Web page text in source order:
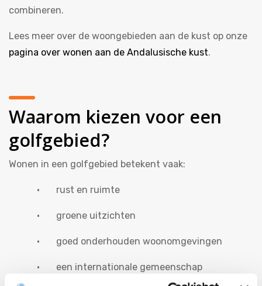
combineren.
Lees meer over de woongebieden aan de kust op onze
pagina over wonen aan de Andalusische kust.
Waarom kiezen voor een
golfgebied?
Wonen in een golfgebied betekent vaak:
· rust en ruimte
· groene uitzichten
· goed onderhouden woonomgevingen
· een internationale gemeenschap